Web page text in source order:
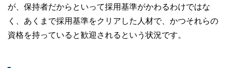
が、保持者だからといって採用基準がかわるわけではな
く、あくまで採用基準をクリアした人材で、かつそれらの
資格を持っていると歓迎されるという状況です。